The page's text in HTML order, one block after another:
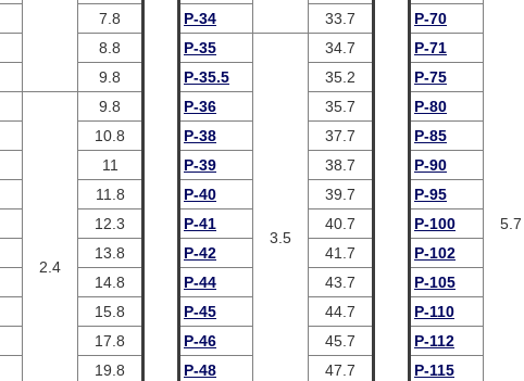
7.8
8.8
9.8
2.4
9.8
10.8
11
11.8
12.3
13.8
14.8
15.8
17.8
19.8
P-34
33.7
P-35
3.5
34.7
P-35.5
35.2
P-36
35.7
P-38
37.7
P-39
38.7
P-40
39.7
P-41
40.7
P-42
41.7
P-44
43.7
P-45
44.7
P-46
45.7
P-48
47.7
5.7
P-70
P-71
P-75
P-80
P-85
P-90
P-95
P-100
P-102
P-105
P-110
P-112
P-115